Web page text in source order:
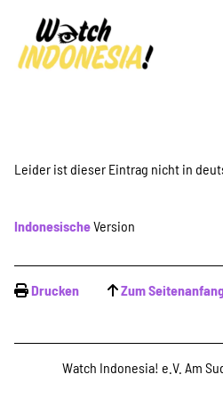
Leider ist dieser Eintrag nicht in
IndonesischeVersion
Drucken Zum
Watch Indonesia! e.V. Am